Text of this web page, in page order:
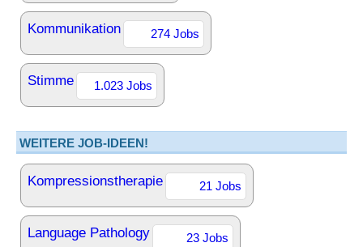
Kommunikation 274 Jobs
Stimme 1.023 Jobs
WEITERE JOB-IDEEN!
Kompressionstherapie 21 Jobs
Language Pathology 23 Jobs